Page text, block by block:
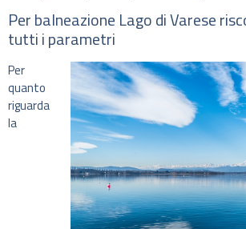
Per balneazione Lago di Varese
tutti i parametri
Per
quanto
riguarda
la